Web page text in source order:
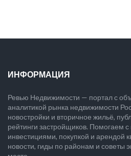
ИНФОРМАЦИЯ
Ревью Недвижимости — портал с
аналитикой рынка недвижимости
новостройки и вторичное жильё,
рейтинги застройщиков. Помогаем
инвестициями, покупкой и арендой
новости, гиды по районам и советы